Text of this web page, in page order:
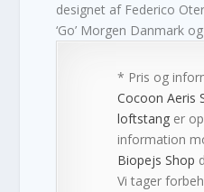
designet af Federico
‘Go’ Morgen Danmark
* Pris og
Cocoon Aeris
loftstang er
information
Biopejs Shop
Vi tager